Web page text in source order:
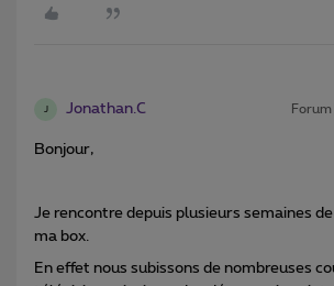
Jonathan.C
Bonjour,
Je rencontre depuis plusieurs semaines
ma box.
En effet nous subissons de nombreuses